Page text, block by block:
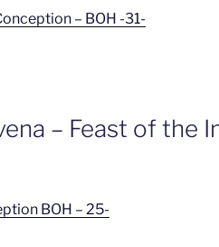
– BOH -31-
– Feast of the
BOH – 25-